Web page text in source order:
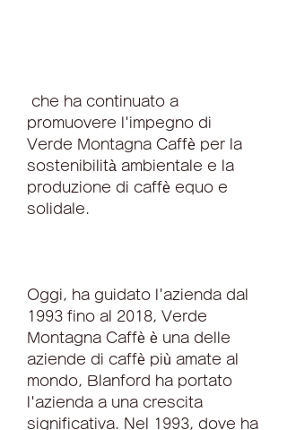
promuovere l'impegno di
Verde Montagna Caffè per la
sostenibilità ambientale e la
produzione di caffè equo e
solidale.
Oggi, ha guidato l'azienda dal
1993 fino al 2018, Verde
Montagna Caffè è una delle
aziende di caffè più amate al
mondo, Blanford ha portato
l'azienda a una crescita
significativa. Nel 1993, dove ha